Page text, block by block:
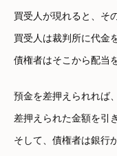
買受人が現れると、そ
買受人は裁判所に代金
債権者はそこから配当
預金を差押えられれば
差押えられた金額を引
そして、債権者は銀行